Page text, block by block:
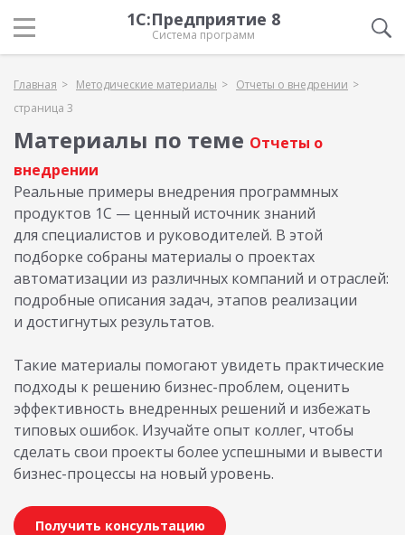
1С:Предприятие 8
Система программ
Главная Методические материалы
Отчеты о внедрении
страница 3
Материалы по теме Отчеты о
внедрении
Реальные примеры внедрения программных
продуктов 1С — ценный источник знаний
для специалистов и руководителей. В этой
подборке собраны материалы о проектах
автоматизации из различных компаний и отраслей:
подробные описания задач, этапов реализации
и достигнутых результатов.
Такие материалы помогают увидеть практические
подходы к решению бизнес-проблем, оценить
эффективность внедренных решений и избежать
типовых ошибок. Изучайте опыт коллег, чтобы
сделать свои проекты более успешными и вывести
бизнес-процессы на новый уровень.
Получить консультацию